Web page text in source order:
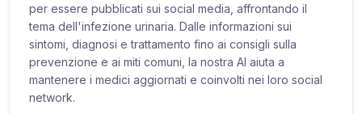
per essere pubblicati sui social media, affrontando il
tema dell'infezione urinaria. Dalle informazioni sui
sintomi, diagnosi e trattamento fino ai consigli sulla
prevenzione e ai miti comuni, la nostra AI aiuta a
mantenere i medici aggiornati e coinvolti nei loro social
network.